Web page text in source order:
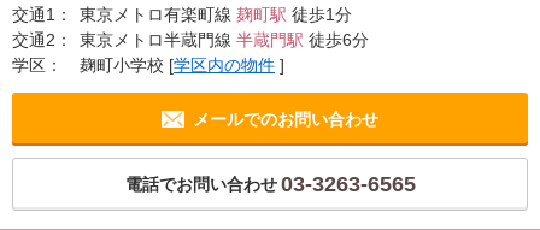
交通1：
東京メトロ有楽町線 麹町駅 徒歩1分
交通2：
東京メトロ半蔵門線 半蔵門駅 徒歩6分
学区：
麹町小学校 [学区内の物件 ]
メールでのお問い合わせ
電話でお問い合わせ 03-3263-6565